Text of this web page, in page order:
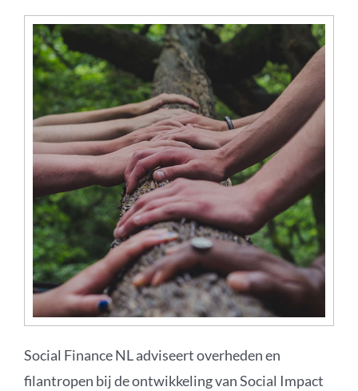
Social Finance NL adviseert overheden en
filantropen bij de ontwikkeling van Social Impact